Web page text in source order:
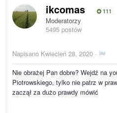
ikcomas 111
Moderatorzy
5495 postów
Napisano Kwiecień 28, 2020 ·
Nie obrażej Pan dobre? Wejdź na
Piotrowskiego, tylko nie patrz w
zaczął za dużo prawdy mówić